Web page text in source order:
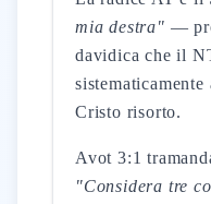
mia destra" —
davidica che il
Cristo risorto.
Avot 3:1
"Considera tre